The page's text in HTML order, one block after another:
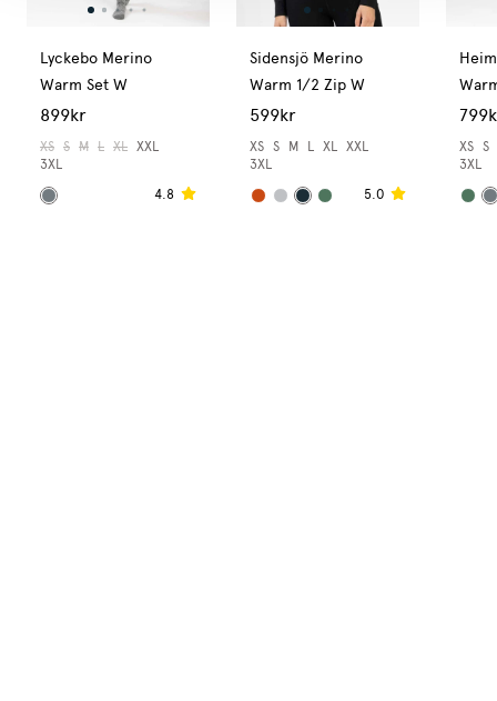
Lyckebo Merino
Warm Set W
899kr
XS S M L XL XXL
3XL
4.8
Sidensjö Merino
Warm 1/2 Zip W
599kr
XS S M L XL XXL
3XL
5.0
XS
S
3XL